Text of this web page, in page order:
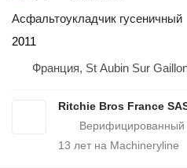
Асфальтоукладчик гусеничный
2011
Франция, St Aubin Sur
Ritchie Bros France
13 лет на Machineryline